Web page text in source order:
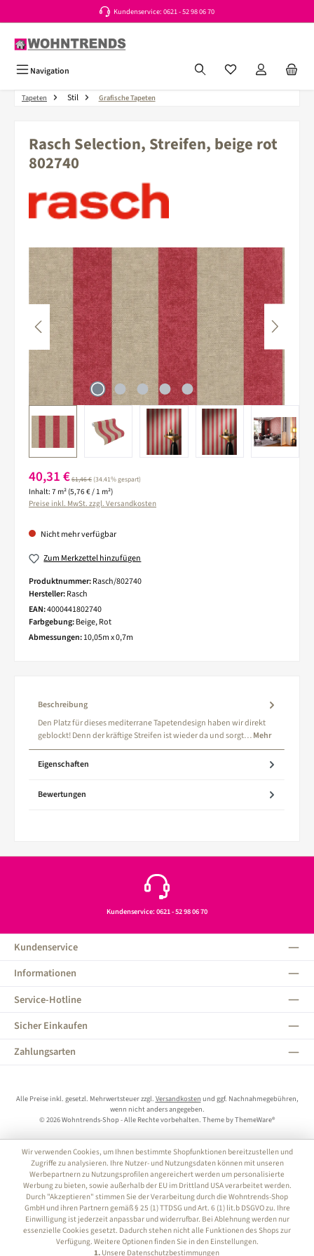
Kundenservice: 0621 - 52 98 06 70
Navigation Du hast 0 Produkte
Tapeten Stil Grafische Tapeten
Rasch Selection, Streifen, beige rot
802740
Bildergalerie überspringen
Verkaufspreis:
40,31 €Regulärer Preis:
61,46 €(34.41% gespart)
Inhalt: 7 m² (5,76 € / 1 m²)
Preise inkl. MwSt. zzgl. Versandkosten
Nicht mehr verfügbar
Zum Merkzettel hinzufügen
Produktnummer:Rasch/802740
Hersteller:Rasch
EAN:4000441802740
Farbgebung:Beige, Rot
Abmessungen:10,05m x 0,7m
Beschreibung
Den Platz für dieses mediterrane Tapetendesign haben wir direkt
geblockt! Denn der kräftige Streifen ist wieder da und sorgt…Mehr
Eigenschaften
Bewertungen
Kundenservice: 0621 - 52 98 06 70
Kundenservice
Informationen
Service-Hotline
Sicher Einkaufen
Zahlungsarten
Alle Preise inkl. gesetzl. Mehrwertsteuer zzgl. Versandkosten und ggf. Nachnahmegebühren,
wenn nicht anders angegeben.
© 2026 Wohntrends-Shop - Alle Rechte vorbehalten. Theme byThemeWare®
Wir verwenden Cookies, um Ihnen bestimmte Shopfunktionen bereitzustellen und
Zugriffe zu analysieren. Ihre Nutzer- und Nutzungsdaten können mit unseren
Werbepartnern zu Nutzungsprofilen angereichert werden um personalisierte
Werbung zu bieten, sowie außerhalb der EU im Drittland USA verarbeitet werden.
Durch "Akzeptieren" stimmen Sie der Verarbeitung durch die Wohntrends-Shop
GmbH und ihren Partnern gemäß § 25 (1) TTDSG und Art. 6 (1) lit.b DSGVO zu. Ihre
Einwilligung ist jederzeit anpassbar und widerrufbar. Bei Ablehnung werden nur
essenzielle Cookies gesetzt. Dadurch stehen nicht alle Funktionen des Shops zur
Verfügung. Weitere Optionen finden Sie in den Einstellungen.
1.Unsere Datenschutzbestimmungen